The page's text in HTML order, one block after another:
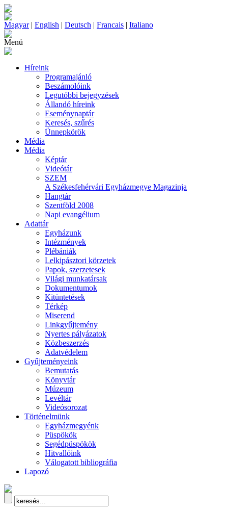
Magyar| English | Deutsch | Francais | Italiano
Menü
Híreink
Programajánló
Beszámolóink
Legutóbbi bejegyzések
Állandó híreink
Eseménynaptár
Keresés, szűrés
Ünnepkörök
Média
Média
Képtár
Videótár
SZEM
A Székesfehérvári Egyházmegye Magazinja
Hangtár
Szentföld 2008
Napi evangélium
Adattár
Egyházunk
Intézmények
Plébániák
Lelkipásztori körzetek
Papok, szerzetesek
Világi munkatársak
Dokumentumok
Kitüntetések
Térkép
Miserend
Linkgyűjtemény
Nyertes pályázatok
Közbeszerzés
Adatvédelem
Gyűjteményeink
Bemutatás
Könyvtár
Múzeum
Levéltár
Videósorozat
Történelmünk
Egyházmegyénk
Püspökök
Segédpüspökök
Hitvallóink
Válogatott bibliográfia
Lapozó